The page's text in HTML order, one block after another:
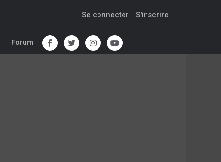
Se connecter S'inscrire
Forum